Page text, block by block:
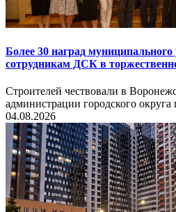
Более 30 наград
сотрудникам ДСК в
Строителей чествовали в
администрации городского
04.08.2026